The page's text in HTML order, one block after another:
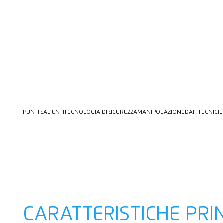
PUNTI SALIENTI TECNOLOGIA DI SICUREZZAMANIPOLAZIONEDATI TECNICI
CARATTERISTICHE